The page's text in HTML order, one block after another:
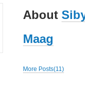
About
Maag
More Posts(11)